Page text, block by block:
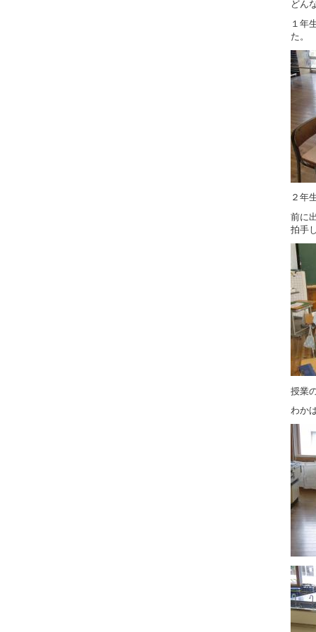
どん
１年
た。
２年
前に
拍手
授業
わか